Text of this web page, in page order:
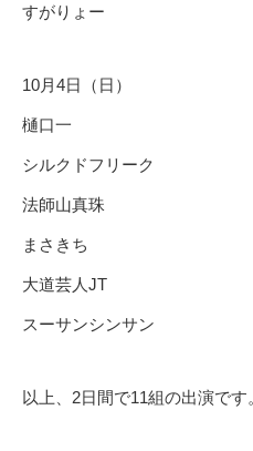
すがりょー
10月 4日（日）
樋口一
シルクドフリーク
法師山真珠
まさきち
大道芸人JT
スーサンシンサン
以上、2日間で11組の出演です